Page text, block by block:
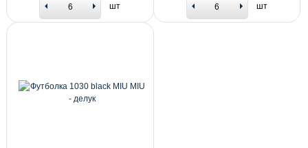
шт шт